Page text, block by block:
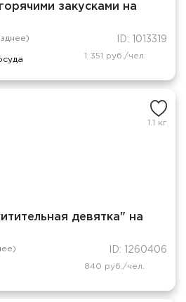
закусками на
ID: 1013319
1 351 руб./чел.
1.1 кг
девятка" на
ID: 1260406
840 руб./чел.